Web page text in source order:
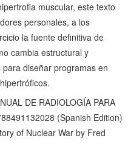
muscular, este texto
personales, a los
la fuente definitiva de
cambia estructural y
diseñar programas en
DE RADIOLOGÍA PARA
(Spanish Edition)
of Nuclear War by Fred